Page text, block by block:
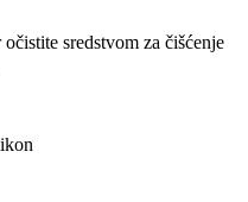
sredstvom za čišćenje